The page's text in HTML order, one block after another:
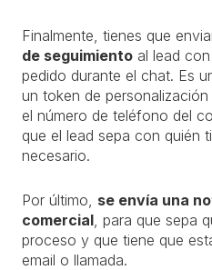
Finalmente, tienes que
de seguimiento al lead
pedido durante el chat. Es
un token de
el número de teléfono del
que el lead sepa con quién
necesario.
Por último, se envía una
comercial , para que sepa
proceso y que tiene que
email o llamada.